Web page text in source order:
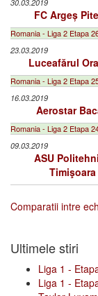
30.03.2019
FC Argeș
Romania - Liga 2 Etapa
23.03.2019
Luceafărul
Romania - Liga 2 Etapa
16.03.2019
Aerostar
Romania - Liga 2 Etapa
09.03.2019
ASU
Timişoara
Comparatii intre
Ultimele stiri
Liga 1 -
Liga 1 -